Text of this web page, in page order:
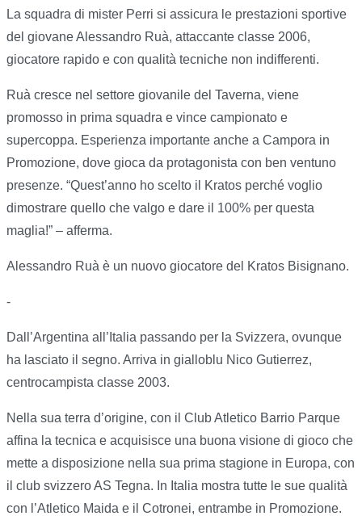
La squadra di mister Perri si assicura le prestazioni sportive
del giovane Alessandro Ruà, attaccante classe 2006,
giocatore rapido e con qualità tecniche non indifferenti.
Ruà cresce nel settore giovanile del Taverna, viene
promosso in prima squadra e vince campionato e
supercoppa. Esperienza importante anche a Campora in
Promozione, dove gioca da protagonista con ben ventuno
presenze. “Quest’anno ho scelto il Kratos perché voglio
dimostrare quello che valgo e dare il 100% per questa
maglia!” – afferma.
Alessandro Ruà è un nuovo giocatore del Kratos Bisignano.
-
Dall’Argentina all’Italia passando per la Svizzera, ovunque
ha lasciato il segno. Arriva in gialloblu Nico Gutierrez,
centrocampista classe 2003.
Nella sua terra d’origine, con il Club Atletico Barrio Parque
affina la tecnica e acquisisce una buona visione di gioco che
mette a disposizione nella sua prima stagione in Europa, con
il club svizzero AS Tegna. In Italia mostra tutte le sue qualità
con l’Atletico Maida e il Cotronei, entrambe in Promozione.